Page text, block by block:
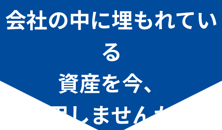
会社の中に埋もれてい
る
資産を今、
活用しませんか？